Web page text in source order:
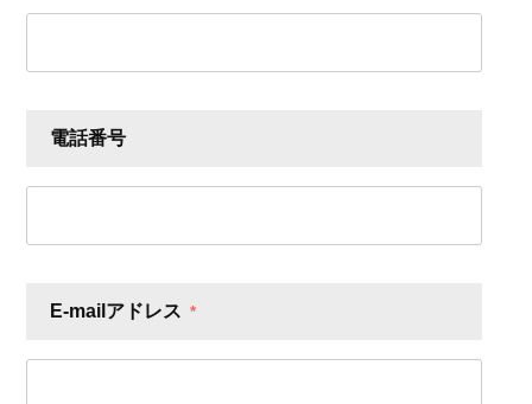
電話番号
E-mailアドレス *